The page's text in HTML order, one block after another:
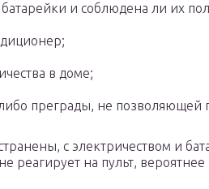
батарейки и соблюдена ли их
в доме;
преграды, не позволяющей
с электричеством и
реагирует на пульт, вероятнее